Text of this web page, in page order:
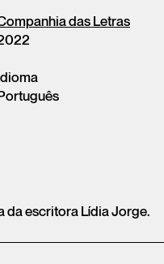
das Letras
Idioma
Português
da escritora Lídia Jorge.